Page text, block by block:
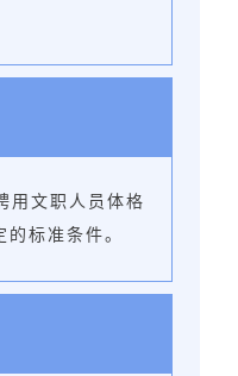
用文职人员体格
标准条件。